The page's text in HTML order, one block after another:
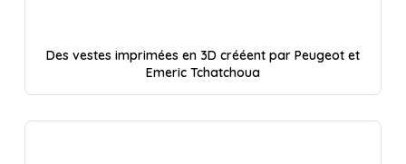
Des vestes imprimées en 3D crééent par Peugeot et
Emeric Tchatchoua